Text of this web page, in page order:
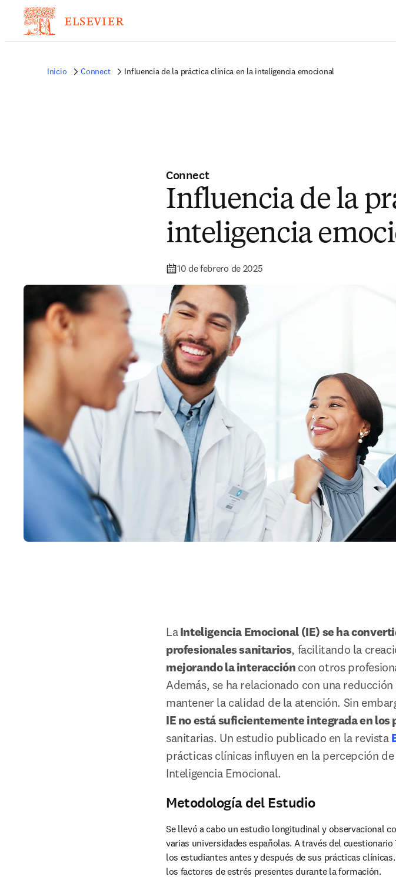
Inicio Connect Influencia de la práctica clínica en la inteligencia emocional
Connect
Influencia de la
inteligencia
10 de febrero de 2025
La Inteligencia Emocional (IE) se ha
profesionales sanitarios, facilitando la
mejorando la interacción con otros
Además, se ha relacionado con una
mantener la calidad de la atención. Sin
IE no está suficientemente integrada en los
sanitarias. Un estudio publicado en la revista
prácticas clínicas influyen en la percepción
Inteligencia Emocional.
Metodología del Estudio
Se llevó a cabo un estudio longitudinal y observacional
varias universidades españolas. A través del
los estudiantes antes y después de sus prácticas
los factores de estrés presentes durante la formación.